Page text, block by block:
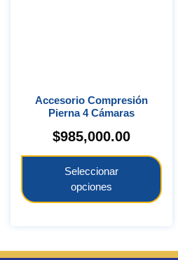
Accesorio Compresión
Pierna 4 Cámaras
$985,000.00
Seleccionar
opciones